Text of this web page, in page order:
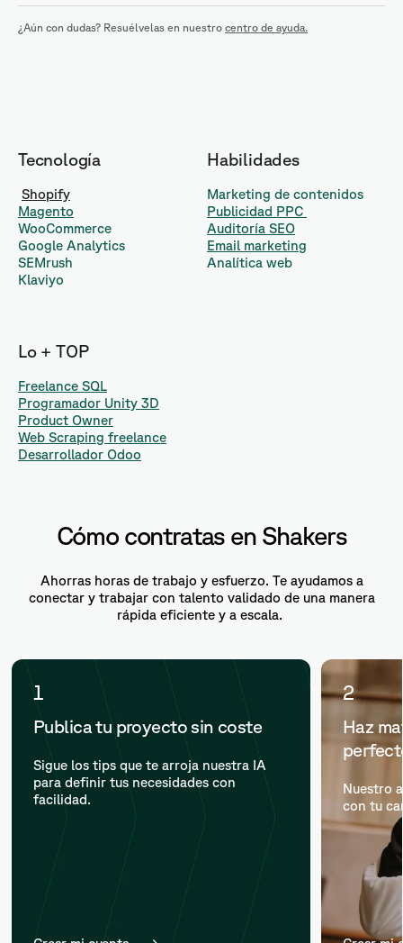
¿Aún con dudas? Resuélvelas en nuestro centro de ayuda.
Tecnología
Shopify
Magento
WooCommerce
Google Analytics
SEMrush
Klaviyo
Habilidades
Marketing de contenidos
Publicidad PPC
Auditoría SEO
Email marketing
Analítica web
Lo + TOP
Freelance SQL
Programador Unity 3D
Product Owner
Web Scraping freelance
Desarrollador Odoo
Cómo contratas en Shakers
Ahorras horas de trabajo y esfuerzo. Te ayudamos a
conectar y trabajar con talento validado de una manera
rápida eficiente y a escala.
1
Publica tu proyecto sin coste
Sigue los tips que te arroja nuestra IA
para definir tus necesidades con
facilidad.
2
Haz
Nuestro
con tu